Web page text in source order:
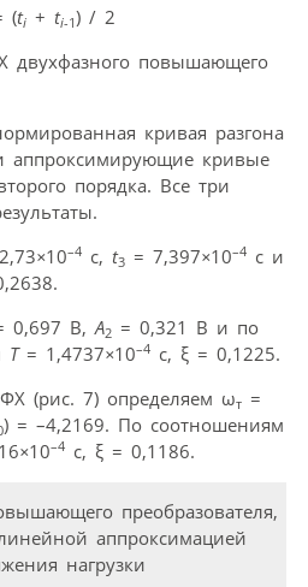
(ti + ti-1) / 2
двухфазного повышающего
кривая разгона
аппроксимирующие кривые
порядка. Все три
×10–4 c, t3 = 7,397×10–4 c и
0,697 B, A2 = 0,321 B и по
T= 1,4737×10–4 c, ξ = 0,1225.
(рис. 7) определяем ωт =
) = –4,2169. По соотношениям
×10–4 c, ξ = 0,1186.